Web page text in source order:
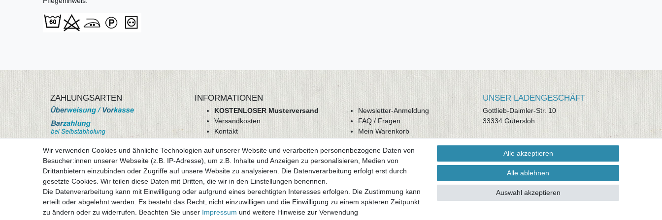
ZAHLUNGSARTEN
mehr Informationen
Besuchen sie uns auf
INFORMATIONEN
KOSTENLOSER Musterversand
Versandkosten
Kontakt
AGB
Datenschutz
Impressum
Vertrag widerrufen
Newsletter-Anmeldung
FAQ / Fragen
Mein Warenkorb
Mein Konto
UNSER LADENGESCHÄFT
Gottlieb-Daimler-Str. 10
33334 Gütersloh
ÖFFNUNGSZEITEN
Montag - Dienstag: 8.00 - 18.00 Uhr,
Mittwoch Ruhetag, Donnerstag: 8.00 -
18.00 Uhr, Freitag 8.00 - 14.00 Uhr
KUNDENSERVICE
Wir verwenden Cookies und ähnliche Technologien auf unserer Website und verarbeiten personenbezogene Daten von
Besucher:innen unserer Webseite (z.B. IP-Adresse), um z.B. Inhalte und Anzeigen zu personalisieren, Medien von
Drittanbietern einzubinden oder Zugriffe auf unsere Website zu analysieren. Die Datenverarbeitung erfolgt erst durch
gesetzte Cookies. Wir teilen diese Daten mit Dritten, die wir in den Einstellungen benennen.
Die Datenverarbeitung kann mit Einwilligung oder aufgrund eines berechtigten Interesses erfolgen. Die Zustimmung kann
erteilt oder abgelehnt werden. Es besteht das Recht, nicht einzuwilligen und die Einwilligung zu einem späteren Zeitpunkt
zu ändern oder zu widerrufen. Beachten Sie unser Impressum und weitere Hinweise zur Verwendung
Alle akzeptieren
Alle ablehnen
Auswahl akzeptieren